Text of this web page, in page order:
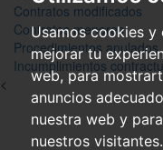
Usamos cookies
mejorar tu
web, para
anuncios
nuestra web y
nuestros visitantes.
Contratos modificados
Contratos menores
Procedimientos anulados
Incumplimientos
<